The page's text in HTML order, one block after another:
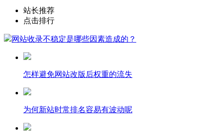
站长推荐
点击排行
网站收录不稳定是哪些因素造成的？
怎样避免网站改版后权重的流失
为何新站时常排名容易有波动呢